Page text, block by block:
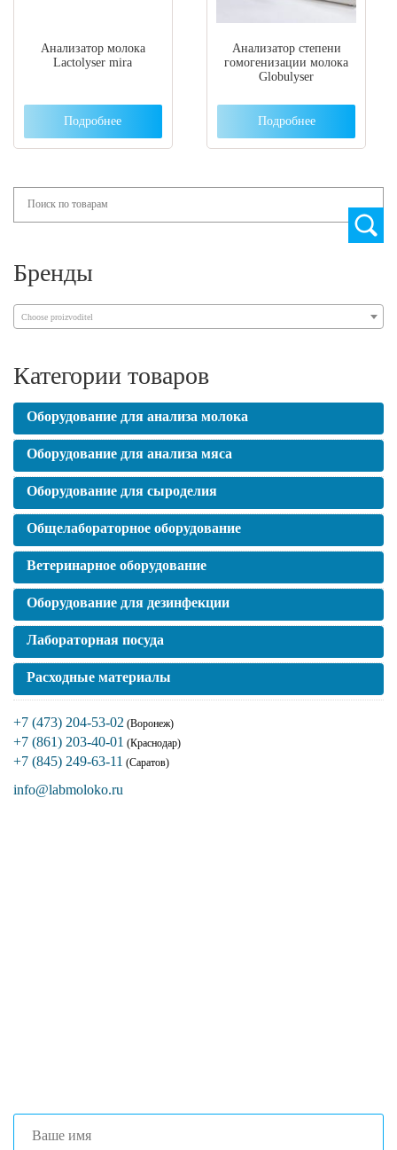
Анализатор молока
Lactolyser mira
Подробнее
Анализатор степени
гомогенизации молока
Globulyser
Подробнее
Бренды
Choose proizvoditel
Категории товаров
Оборудование для анализа молока
Оборудование для анализа мяса
Оборудование для сыроделия
Общелабораторное оборудование
Ветеринарное оборудование
Оборудование для дезинфекции
Лабораторная посуда
Расходные материалы
+7 (473) 204-53-02 (Воронеж)
+7 (861) 203-40-01 (Краснодар)
+7 (845) 249-63-11 (Саратов)
info@labmoloko.ru